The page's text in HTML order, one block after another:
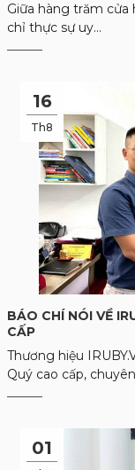
Giữa hàng trăm
chỉ thực sự uy...
16
Th8
BÁO CHÍ NÓI VỀ
CẤP
Thương hiệu
Quý cao cấp,
01